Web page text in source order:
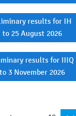
results for IH
to 25 August 2026
results for IIIQ
3 November 2026